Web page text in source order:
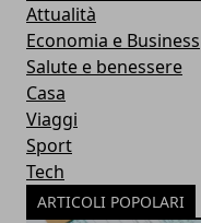
Attualità
Economia e Business
Salute e benessere
Casa
Viaggi
Sport
Tech
ARTICOLI POPOLARI